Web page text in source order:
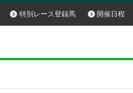
特別レース登録馬 開催日程